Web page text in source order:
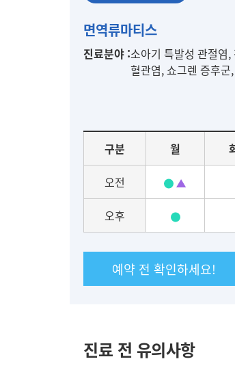
어
이
면역류마티스
진료분야 :소아기 특발성 관절염
혈관염, 쇼그렌 증후
별
료
정
구분 월
오전
오후
예약 전 확인하세요!
진료 전 유의사항